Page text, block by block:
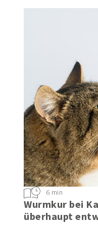
Wurmkur bei
überhaupt
6 min